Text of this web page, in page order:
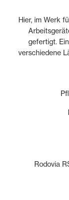
Hier, im Werk
gefertigt.
verschiedene